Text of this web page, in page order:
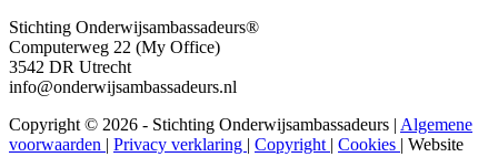
Stichting Onderwijsambassadeurs®
Computerweg 22 (My Office)
3542 DR Utrecht
info@onderwijsambassadeurs.nl
Copyright © 2026 - Stichting Onderwijsambassadeurs | Algemene
voorwaarden | Privacy verklaring | Copyright | Cookies | Website